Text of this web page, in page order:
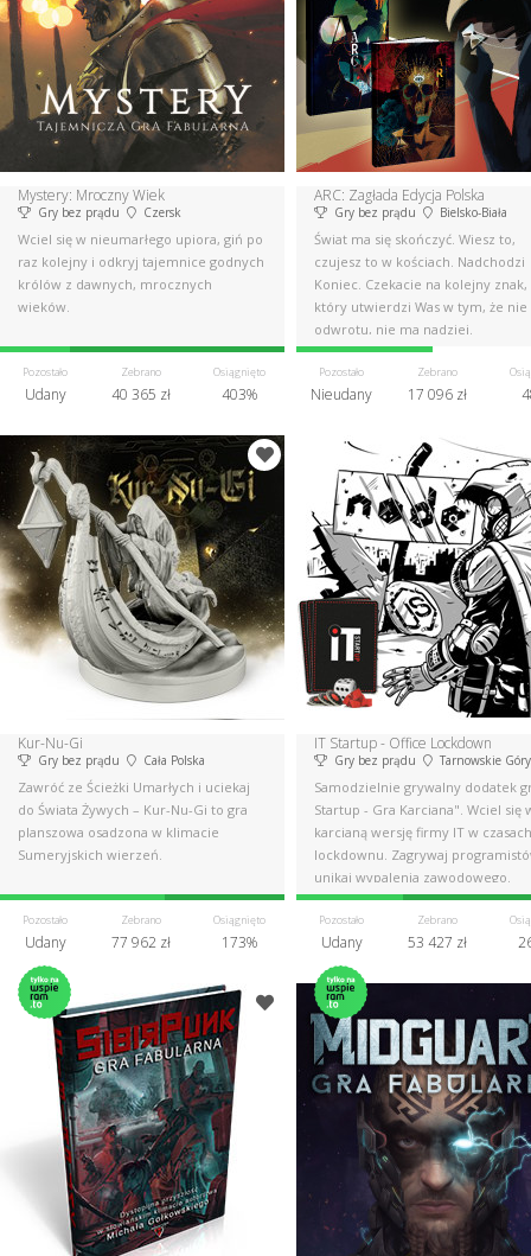
Mystery: Mroczny Wiek
Gry bez prądu Czersk
Wciel się w nieumarłego upiora, giń po
raz kolejny i odkryj tajemnice godnych
królów z dawnych, mrocznych
wieków.
Pozostało
Udany
Zebrano
40 365 zł
Osiągnięto
403%
ARC: Zagłada Edycja Polska
Gry bez prądu Bielsko-Biała
Świat ma się skończyć. Wiesz to,
czujesz to w kościach. Nadchodzi
Koniec. Czekacie na kolejny znak,
który utwierdzi Was w tym, że nie
odwrotu, nie ma nadziei.
Pozostało
Nieudany
Zebrano
17 096 zł
Kur-Nu-Gi
Gry bez prądu Cała Polska
Zawróć ze Ścieżki Umarłych i uciekaj
do Świata Żywych – Kur-Nu-Gi to gra
planszowa osadzona w klimacie
Sumeryjskich wierzeń.
Pozostało
Udany
Zebrano
77 962 zł
Osiągnięto
173%
IT Startup - Office Lockdown
Gry bez prądu Tarnowskie Góry
Samodzielnie grywalny dodatek
Startup - Gra Karciana". Wciel się
karcianą wersję firmy IT w czasach
lockdownu. Zagrywaj
unikaj wypalenia zawodowego.
Pozostało
Udany
Zebrano
53 427 zł